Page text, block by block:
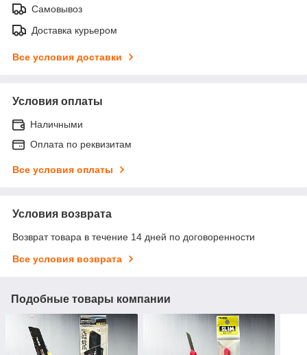
Самовывоз
Доставка курьером
Все условия доставки
Условия оплаты
Наличными
Оплата по реквизитам
Все условия оплаты
Условия возврата
Возврат товара в течение 14 дней по договоренности
Все условия возврата
Подобные товары компании